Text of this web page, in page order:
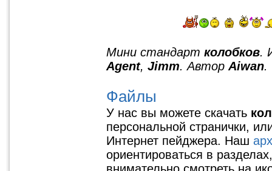
Мини стандарт колобков.
Agent, Jimm. Автор Aiwan.
Файлы
У нас вы можете скачать
персональной странички,
Интернет пейджера. Наш
ориентироваться в